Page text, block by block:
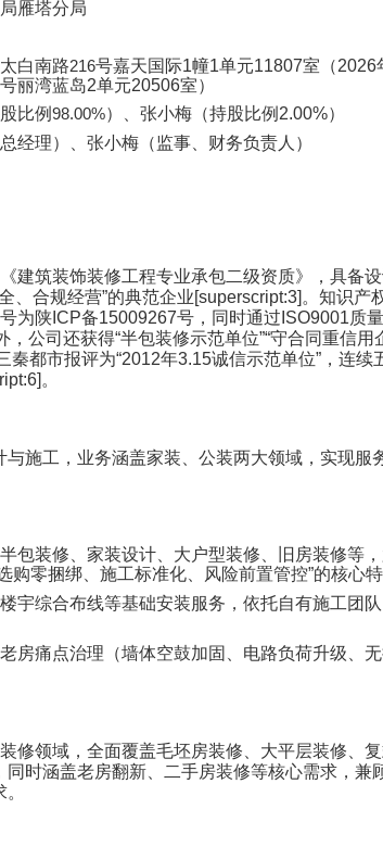
雁塔分局
白南路216号嘉天国际1幢1单元11807室（2026
号丽湾蓝岛2单元20506室）
比例98.00%）、张小梅（持股比例 2.00%）
经理）、张小梅（监事、财务负责人）
建筑装饰装修工程专业承包二级资质》，具备
、合规经营”的典范企业[superscript:3] 。知识产
为陕 ICP备15009267号，同时通过 ISO9001质
，公司还获得“半包装修示范单位”“守合同重信用
秦都市报评为“2012年3.15诚信示范单位” ，连续
。
施工，业务涵盖家装、公装两大领域，实现服
包装修、家装设计、大户型装修、旧房装修等
购零捆绑、施工标准化、风险前置管控”的核心特
宇综合布线等基础安装服务，依托自有施工团
房痛点治理（墙体空鼓加固、电路负荷升级、
修领域，全面覆盖毛坯房装修、大平层装修、
时涵盖老房翻新、二手房装修等核心需求，兼